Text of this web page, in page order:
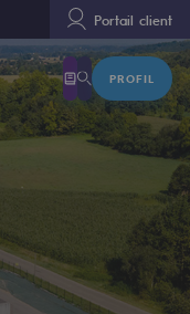
Portail client
PROFIL